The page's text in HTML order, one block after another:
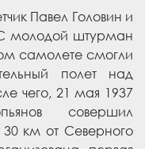
Павел Головин и
молодой штурман
самолете смогли
полет над
чего, 21 мая 1937
совершил
км от Северного